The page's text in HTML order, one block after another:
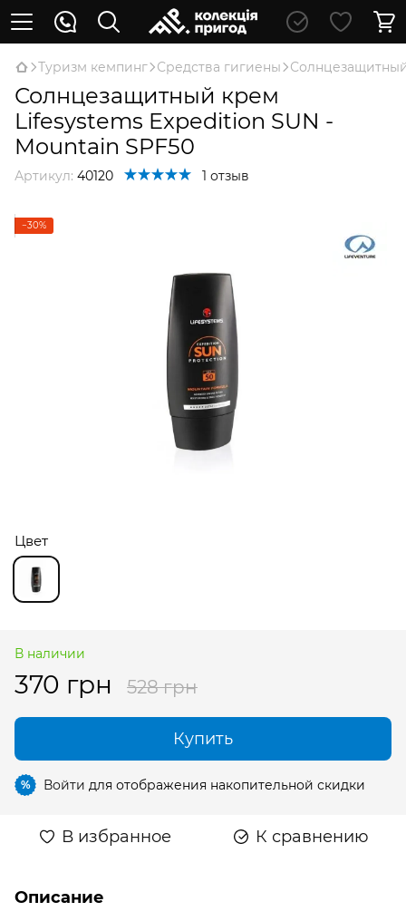
Туризм кемпинг Средства гигиены
Солнцезащитный крем
Lifesystems Expedition SUN -
Mountain SPF50
Артикул: 40120 1 отзыв
−30%
Цвет
В наличии
370 грн 528 грн
Купить
% Войти для отображения накопительной скидки
В избранное К сравнению
Описание